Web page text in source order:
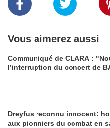
Vous aimerez aussi
Communiqué de CLARA :
l’interruption du concert de
Dreyfus reconnu innocent:
aux pionniers du combat en